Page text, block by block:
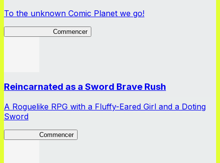
To the unknown Comic Planet we go!
Commencer
Reincarnated as a Sword Brave Rush
A Roguelike RPG with a Fluffy-Eared Girl and a Doting
Sword
Commencer